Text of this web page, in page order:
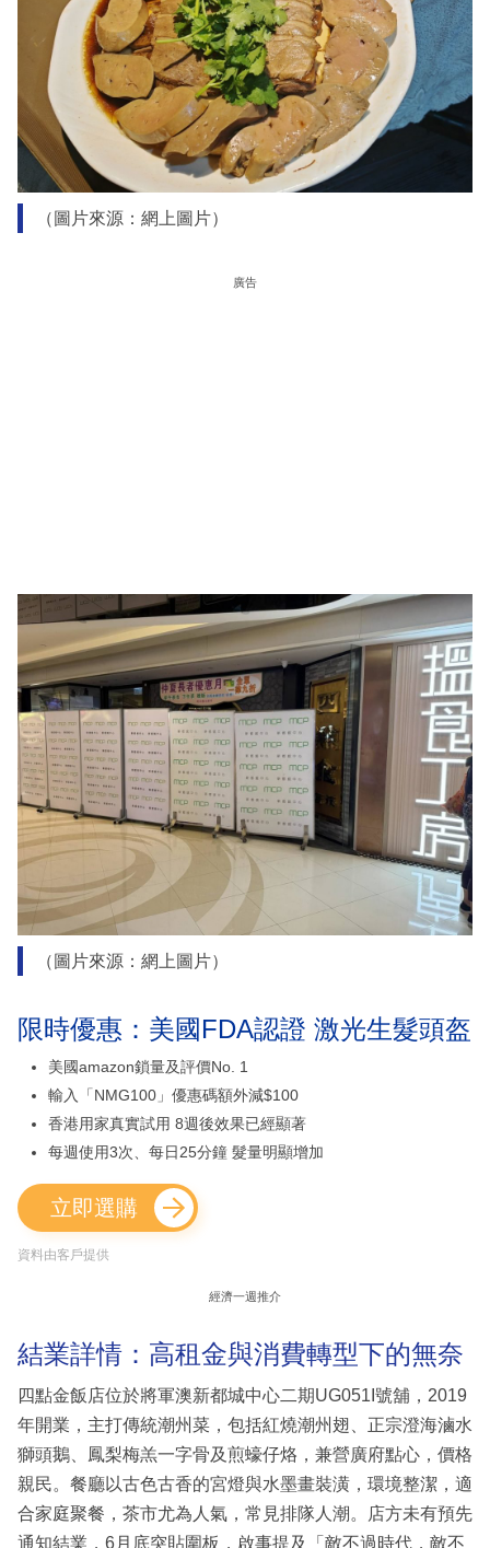
（圖片來源：網上圖片）
廣告
（圖片來源：網上圖片）
限時優惠：美國FDA認證 激光生髮頭盔
美國amazon鎖量及評價No. 1
輸入「NMG100」優惠碼額外減$100
香港用家真實試用 8週後效果已經顯著
每週使用3次、每日25分鐘 髮量明顯增加
立即選購
資料由客戶提供
經濟一週推介
結業詳情：高租金與消費轉型下的無奈
四點金飯店位於將軍澳新都城中心二期UG051I號舖，2019
年開業，主打傳統潮州菜，包括紅燒潮州翅、正宗澄海滷水
獅頭鵝、鳳梨梅羔一字骨及煎蠔仔烙，兼營廣府點心，價格
親民。餐廳以古色古香的宮燈與水墨畫裝潢，環境整潔，適
合家庭聚餐，茶市尤為人氣，常見排隊人潮。店方未有預先
通知結業，6月底突貼圍板，啟事提及「敵不過時代，敵不